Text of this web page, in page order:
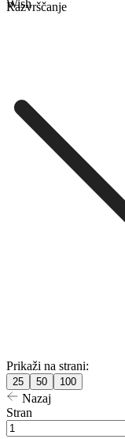
Wish
Razvrščanje
Prikaži na strani:
25 50 100
Nazaj
Stran